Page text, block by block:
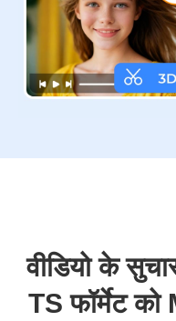
वीडियो के
TS फॉर्मेट को